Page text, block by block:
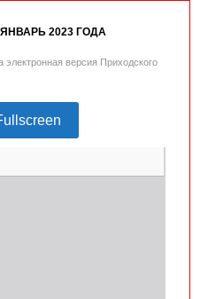
2023 ГОДА
версия Приходского